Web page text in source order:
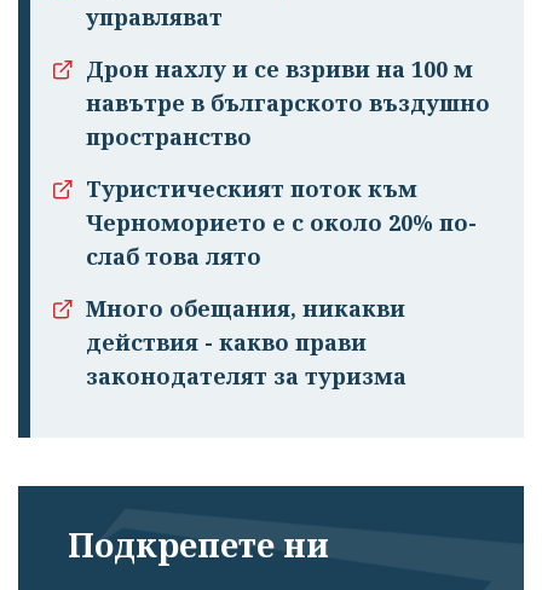
управляват
Дрон нахлу и се взриви на 100 м
навътре в българското въздушно
пространство
Туристическият поток към
Черноморието е с около 20% по-
слаб това лято
Много обещания, никакви
действия - какво прави
законодателят за туризма
Подкрепете ни